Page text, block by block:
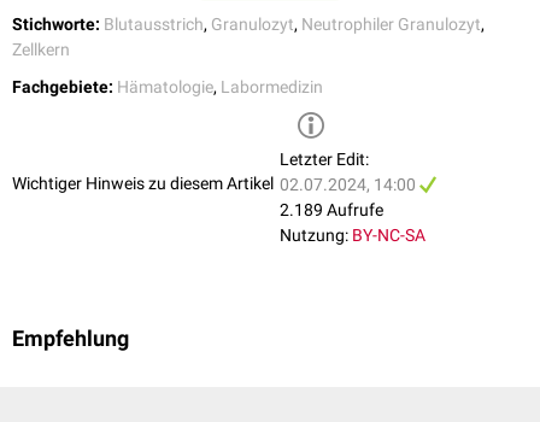
Stichworte: Blutausstrich, Granulozyt, Neutrophiler Granulozyt,
Zellkern
Fachgebiete: Hämatologie, Labormedizin
Wichtiger Hinweis zu diesem Artikel
Letzter Edit:
02.07.2024, 14:00
2.189 Aufrufe
Nutzung: BY-NC-SA
Empfehlung